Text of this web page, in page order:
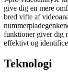
give dig en mere
bred vifte af
funktioner giver dig
effektivt og
Teknologi